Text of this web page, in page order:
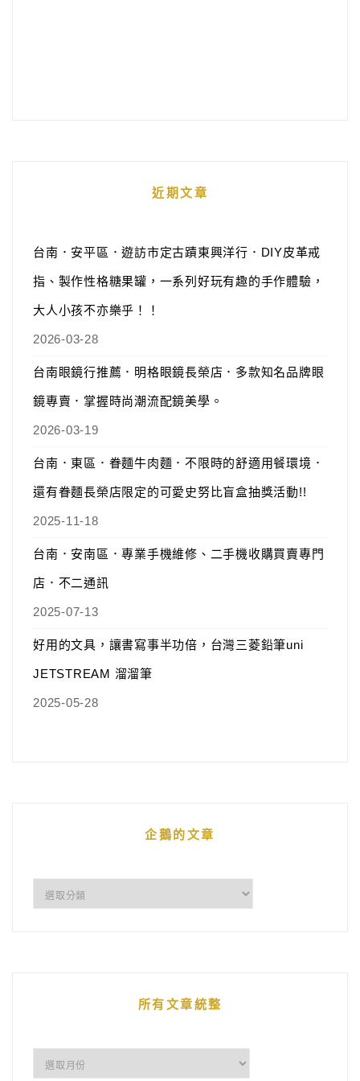
近期文章
台南．安平區．遊訪市定古蹟東興洋行．DIY皮革戒
指、製作性格糖果罐，一系列好玩有趣的手作體驗，
大人小孩不亦樂乎！！
2026-03-28
台南眼鏡行推薦．明格眼鏡長榮店．多款知名品牌眼
鏡專賣．掌握時尚潮流配鏡美學。
2026-03-19
台南．東區．眷麵牛肉麵．不限時的舒適用餐環境．
還有眷麵長榮店限定的可愛史努比盲盒抽獎活動!!
2025-11-18
台南．安南區．專業手機維修、二手機收購買賣專門
店．不二通訊
2025-07-13
好用的文具，讓書寫事半功倍，台灣三菱鉛筆uni
JETSTREAM 溜溜筆
2025-05-28
企鵝的文章
所有文章統整